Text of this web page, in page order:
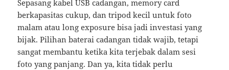
Sepasang kabel USB cadangan, memory card
berkapasitas cukup, dan tripod kecil untuk foto
malam atau long exposure bisa jadi investasi yang
bijak. Pilihan baterai cadangan tidak wajib, tetapi
sangat membantu ketika kita terjebak dalam sesi
foto yang panjang. Dan ya, kita tidak perlu